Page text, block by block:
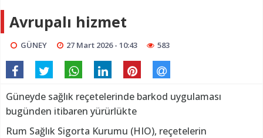
Avrupalı hizmet
GÜNEY 27 Mart 2026 - 10:43 583
Güneyde sağlık reçetelerinde barkod uygulaması
bugünden itibaren yürürlükte
Rum Sağlık Sigorta Kurumu (HIO), reçetelerin